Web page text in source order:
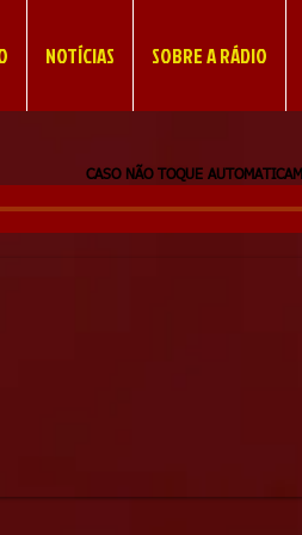
NOTÍCIAS SOBRE A RÁDIO
CASO NÃO TOQUE